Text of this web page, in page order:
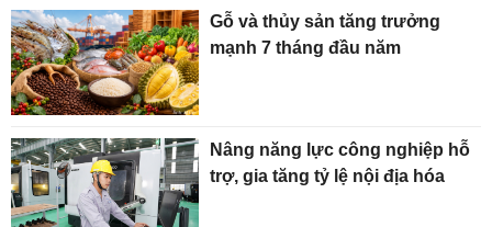
Gỗ và thủy sản tăng trưởng
mạnh 7 tháng đầu năm
Nâng năng lực công nghiệp hỗ
trợ, gia tăng tỷ lệ nội địa hóa